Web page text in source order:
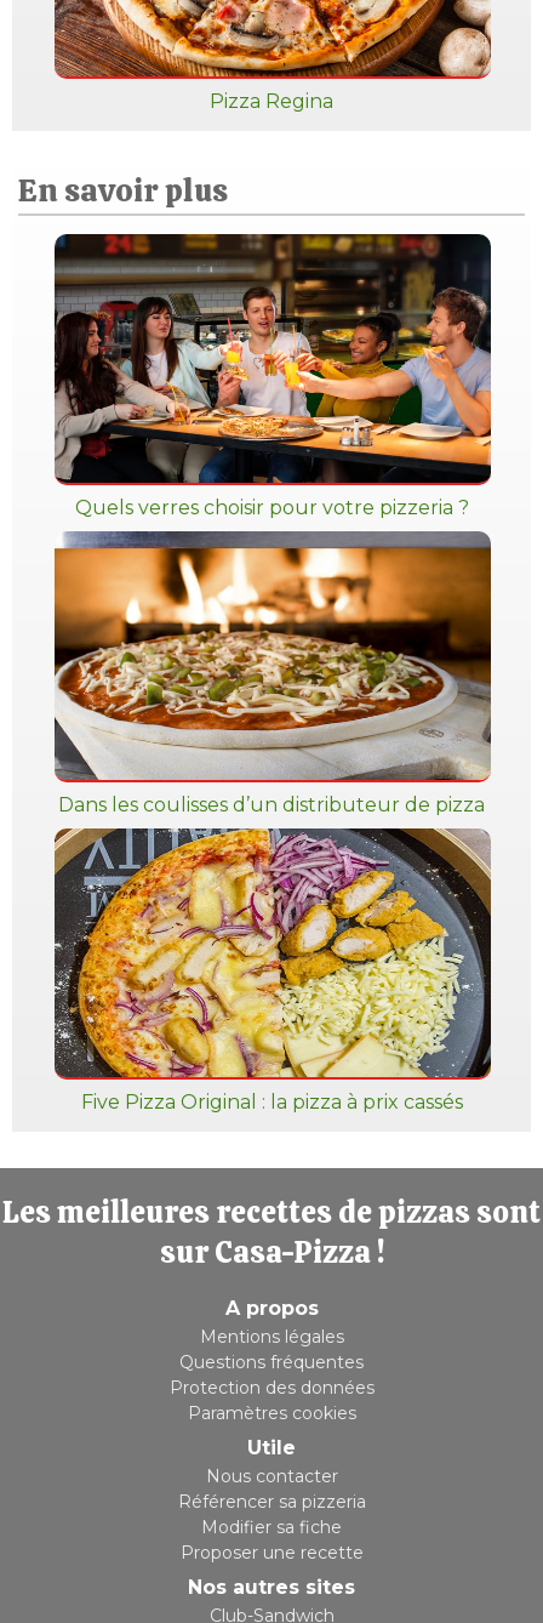
Pizza Regina
En savoir plus
Quels verres choisir pour votre pizzeria ?
Dans les coulisses d’un distributeur de pizza
Five Pizza Original : la pizza à prix cassés
Les meilleures recettes de pizzas sont
sur Casa-Pizza !
A propos
Mentions légales
Questions fréquentes
Protection des données
Paramètres cookies
Utile
Nous contacter
Référencer sa pizzeria
Modifier sa fiche
Proposer une recette
Nos autres sites
Club-Sandwich